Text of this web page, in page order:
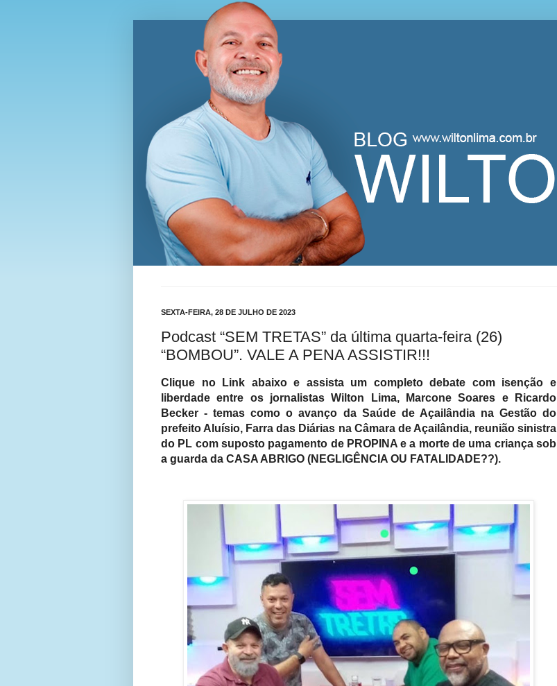
Blog Wilton Lima
SEXTA-FEIRA, 28 DE JULHO DE 2023
Podcast “SEM TRETAS” da última quarta-feira (26)
“BOMBOU”. VALE A PENA ASSISTIR!!!
Clique no Link abaixo e assista um completo debate com isenção e
liberdade entre os jornalistas Wilton Lima, Marcone Soares e Ricardo
Becker - temas como o avanço da Saúde de Açailândia na Gestão do
prefeito Aluísio, Farra das Diárias na Câmara de Açailândia, reunião sinistra
do PL com suposto pagamento de PROPINA e a morte de uma criança sob
a guarda da CASA ABRIGO (NEGLIGÊNCIA OU FATALIDADE??).